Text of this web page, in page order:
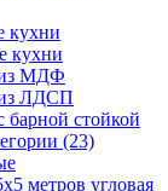
кухни
кухни
МДФ
ЛДСП
барной стойкой
(23)
метров угловая